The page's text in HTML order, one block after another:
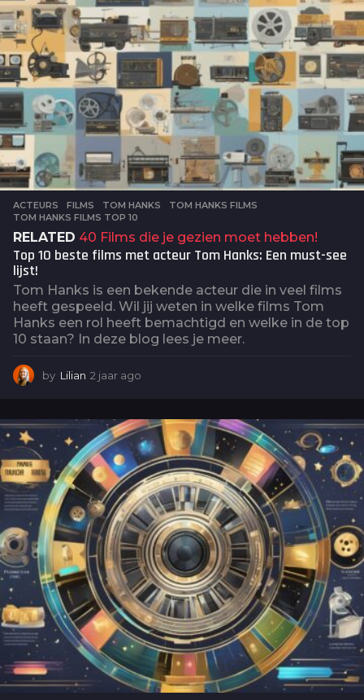
ACTEURS ,FILMS TOM HANKS ,TOM HANKS FILMS
TOM HANKS FILMS TOP 10
RELATED 40 Films die je gezien moet hebben!
Top 10 beste films met acteur Tom Hanks: Een must-see
lijst!
Tom Hanks is een bekende acteur die in veel films
heeft gespeeld. Wil jij weten in welke films Tom
Hanks een rol heeft bemachtigd en welke in de top
10 staan? In deze blog lees je meer.
by Lilian 2 jaar ago
a
r
a
g
o